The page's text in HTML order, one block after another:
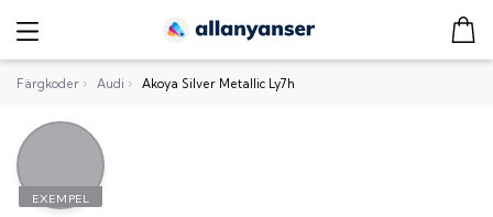
Färgkoder › Audi › Akoya Silver Metallic Ly7h